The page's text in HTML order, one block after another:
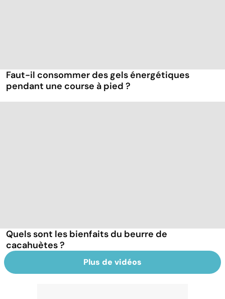
Faut-il consommer des gels énergétiques
pendant une course à pied ?
Quels sont les bienfaits du beurre de
cacahuètes ?
Plus de vidéos